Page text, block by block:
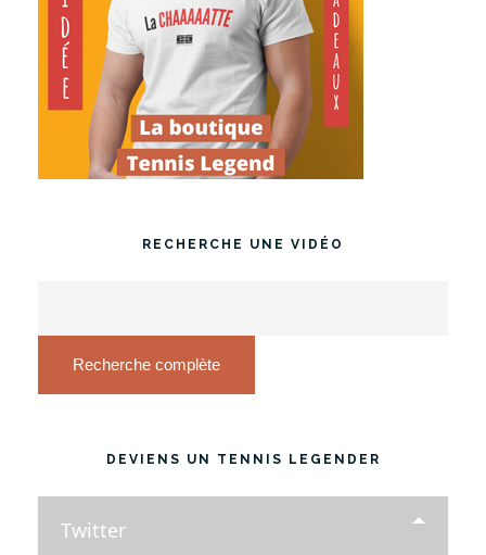
RECHERCHE UNE VIDÉO
Recherche complète
DEVIENS UN TENNIS LEGENDER
Twitter